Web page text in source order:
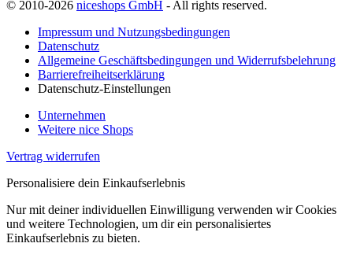
© 2010-2026 niceshops GmbH - All rights reserved.
Impressum und Nutzungsbedingungen
Datenschutz
Allgemeine Geschäftsbedingungen und Widerrufsbelehrung
Barrierefreiheitserklärung
Datenschutz-Einstellungen
Unternehmen
Weitere nice Shops
Vertrag widerrufen
Personalisiere dein Einkaufserlebnis
Nur mit deiner individuellen Einwilligung verwenden wir Cookies
und weitere Technologien, um dir ein personalisiertes
Einkaufserlebnis zu bieten.